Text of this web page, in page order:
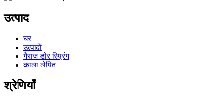
उत्पाद
घर
उत्पादों
गैराज डोर स्प्रिंग
काला लेपित
श्रेणियाँ